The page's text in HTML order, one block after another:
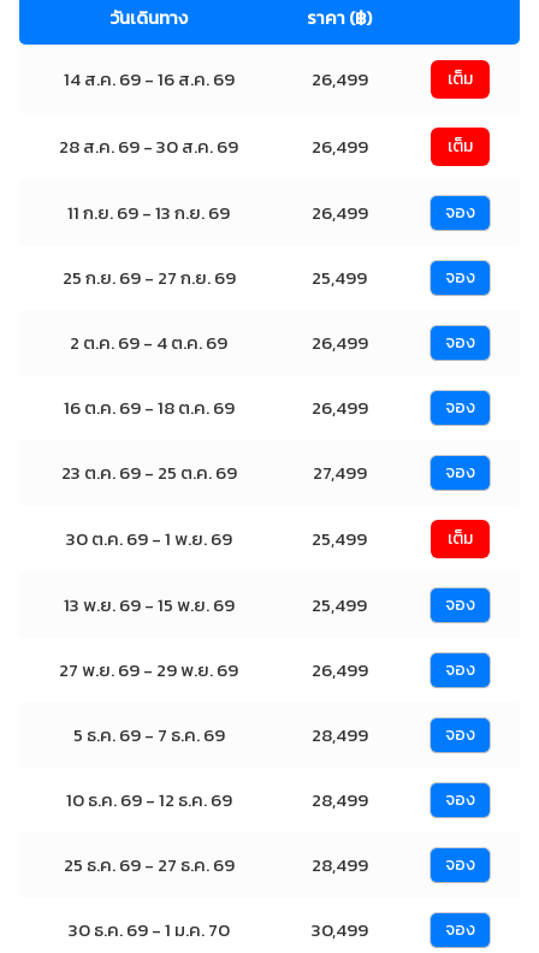
วันเดินทาง ราคา (฿)
14 ส.ค. 69 - 16 ส.ค. 69 26,499 เต็ม
28 ส.ค. 69 - 30 ส.ค. 69 26,499 เต็ม
11 ก.ย. 69 - 13 ก.ย. 69 26,499 จอง
25 ก.ย. 69 - 27 ก.ย. 69 25,499 จอง
2 ต.ค. 69 - 4 ต.ค. 69 26,499 จอง
16 ต.ค. 69 - 18 ต.ค. 69 26,499 จอง
23 ต.ค. 69 - 25 ต.ค. 69 27,499 จอง
30 ต.ค. 69 - 1 พ.ย. 69 25,499 เต็ม
13 พ.ย. 69 - 15 พ.ย. 69 25,499 จอง
27 พ.ย. 69 - 29 พ.ย. 69 26,499 จอง
5 ธ.ค. 69 - 7 ธ.ค. 69 28,499 จอง
10 ธ.ค. 69 - 12 ธ.ค. 69 28,499 จอง
25 ธ.ค. 69 - 27 ธ.ค. 69 28,499 จอง
30 ธ.ค. 69 - 1 ม.ค. 70 30,499 จอง